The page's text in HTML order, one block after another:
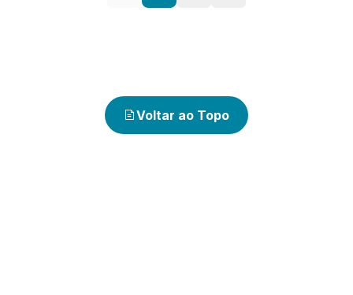
Voltar ao Topo